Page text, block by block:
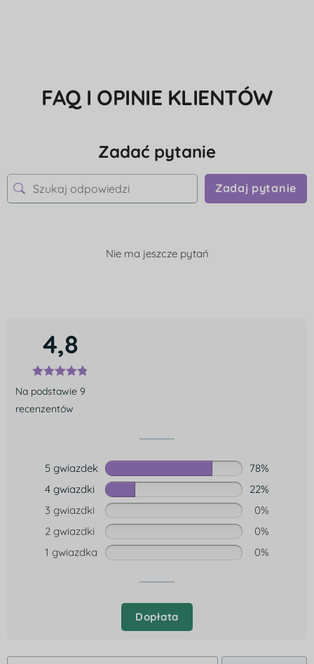
FAQ I OPINIE KLIENTÓW
Zadać pytanie
Zadaj pytanie
Nie ma jeszcze pytań
4,8
Na podstawie 9
recenzentów
5 gwiazdek
78%
4 gwiazdki
22%
3 gwiazdki
0%
2 gwiazdki
0%
1 gwiazdka
0%
Dopłata